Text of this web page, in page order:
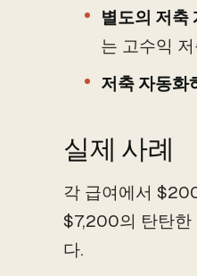
별도의 저축
는 고수익
저축 자동화
실제 사례
각 급여에서
$7,200의 탄탄한
다.